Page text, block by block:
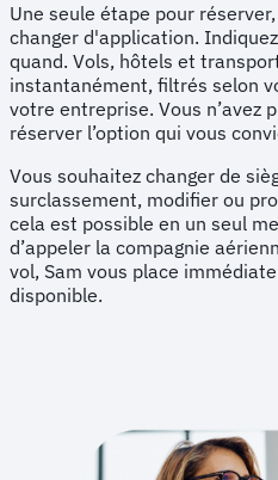
Une seule étape pour
changer d'application.
quand. Vols, hôtels et
instantanément, filtrés selon
votre entreprise. Vous n’avez
réserver l’option qui vous
Vous souhaitez changer de
surclassement, modifier ou
cela est possible en un seul
d’appeler la compagnie
vol, Sam vous place
disponible.